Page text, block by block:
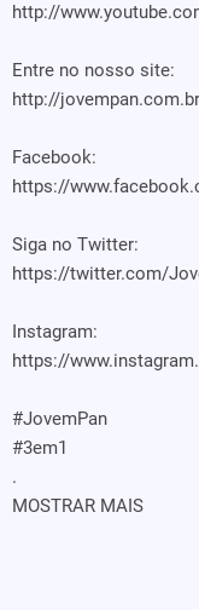
http://
Entre no nosso site:
http://
Facebook:
https://
Siga no Twitter:
https://twitter.com/
Instagram:
https://
#JovemPan
#3em1
.
MOSTRAR MAIS